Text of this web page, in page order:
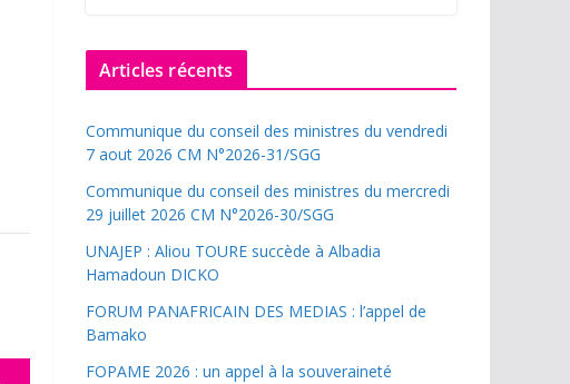
Articles récents
Communique du conseil des ministres du vendredi
7 aout 2026 CM N°2026-31/SGG
Communique du conseil des ministres du mercredi
29 juillet 2026 CM N°2026-30/SGG
UNAJEP : Aliou TOURE succède à Albadia
Hamadoun DICKO
FORUM PANAFRICAIN DES MEDIAS : l’appel de
Bamako
FOPAME 2026 : un appel à la souveraineté